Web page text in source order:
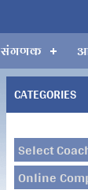
संगणक
CATEGORIES
Select
Online